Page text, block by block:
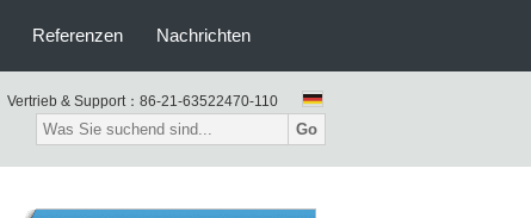
Referenzen Nachrichten
Vertrieb & Support： 86-21-63522470-110
Go